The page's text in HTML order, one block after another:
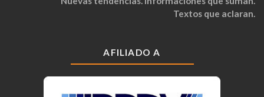
Textos que aclaran.
AFILIADO A